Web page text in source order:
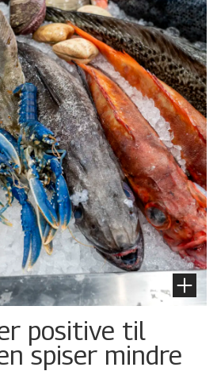
positive til
spiser mindre